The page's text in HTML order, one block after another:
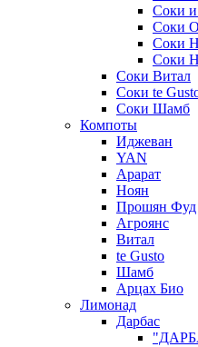
Соки
Соки
Соки
Соки
Соки Витал
Соки te
Соки Шамб
Компоты
Иджеван
YAN
Арарат
Ноян
Прошян Фуд
Агроянс
Витал
te Gusto
Шамб
Арцах Био
Лимонад
Дарбас